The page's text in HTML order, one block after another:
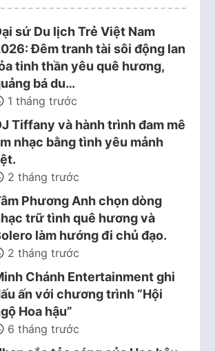
sứ Du lịch Trẻ Việt Nam
Đêm tranh tài sôi động lan
tinh thần yêu quê hương,
bá du…
1 tháng trước
Tiffany và hành trình đam mê
nhạc bằng tình yêu mảnh
2 tháng trước
Phương Anh chọn dòng
trữ tình quê hương và
làm hướng đi chủ đạo.
2 tháng trước
Chánh Entertainment ghi
ấn với chương trình “Hội
Hoa hậu”
6 tháng trước